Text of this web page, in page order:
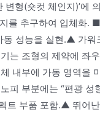
형(숏컷 체인지)’에
를 추구하여 입체화.
성능을 실현.▲ 가워
는 조형의 제약에 좌
내부에 가동 영역을
부분에는 “편광 성
트 부품 포함.▲ 뛰어